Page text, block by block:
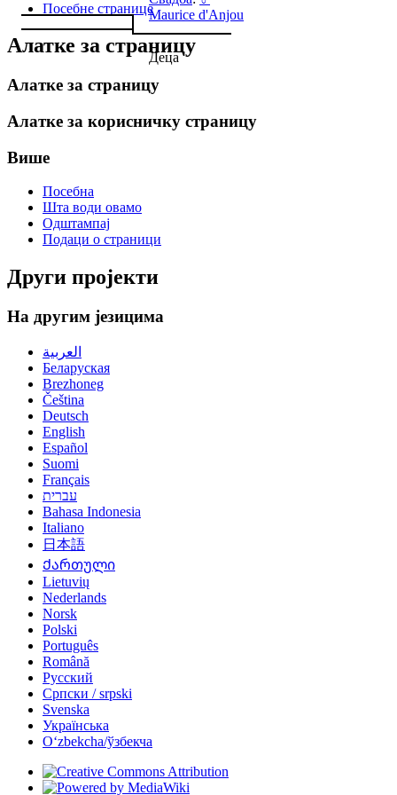
Maurice d'Anjou
Деца
Посебне странице
Алатке за страницу
Алатке за страницу
Алатке за корисничку страницу
Више
Посебна
Шта води овамо
Одштампај
Подаци о страници
Други пројекти
На другим језицима
العربية
Беларуская
Brezhoneg
Čeština
Deutsch
English
Español
Suomi
Français
עברית
Bahasa Indonesia
Italiano
日本語
Ქართული
Lietuvių
Nederlands
Norsk
Polski
Português
Română
Русский
Српски / srpski
Svenska
Українська
Oʻzbekcha/ўзбекча